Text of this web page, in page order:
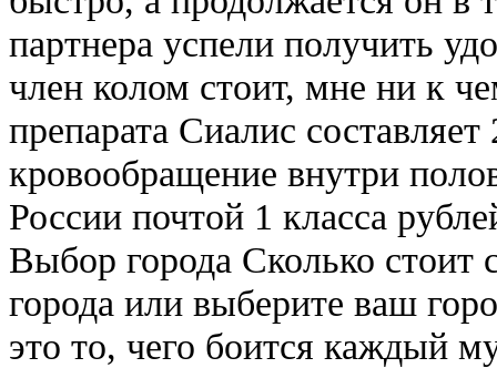
партнера успели получить
член колом стоит, мне ни к
препарата Сиалис
кровообращение внутри
России почтой 1 класса
Выбор города Сколько стоит
города или выберите ваш
это то, чего боится каждый